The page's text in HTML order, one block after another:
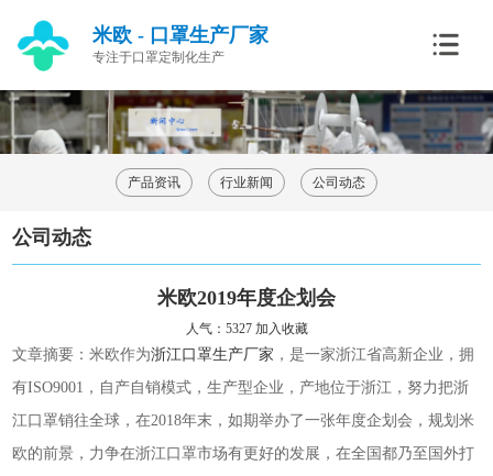
米欧 - 口罩生产厂家
专注于口罩定制化生产
产品资讯 行业新闻 公司动态
公司动态
米欧2019年度企划会
人气：5327 加入收藏
文章摘要：米欧作为浙江口罩生产厂家 ，是一家浙江省高新企业，拥
有ISO9001，自产自销模式，生产型企业，产地位于浙江，努力把浙
江口罩销往全球，在2018年末，如期举办了一张年度企划会，规划米
欧的前景，力争在浙江口罩市场有更好的发展，在全国都乃至国外打